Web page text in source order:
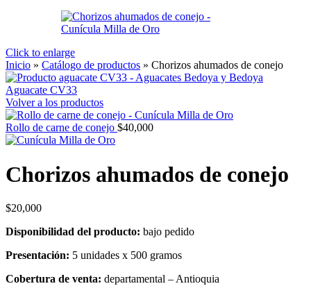
Click to enlarge
Inicio » Catálogo de productos » Chorizos ahumados de conejo
Aguacate CV33
Volver a los productos
Rollo de carne de conejo $40,000
Chorizos ahumados de conejo
$20,000
Disponibilidad del producto: bajo pedido
Presentación: 5 unidades x 500 gramos
Cobertura de venta: departamental – Antioquia